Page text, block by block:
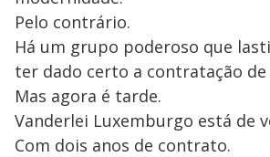
Pelo contrário.
Há um grupo poderoso que
ter dado certo a contratação de
Mas agora é tarde.
Vanderlei Luxemburgo está de
Com dois anos de contrato.